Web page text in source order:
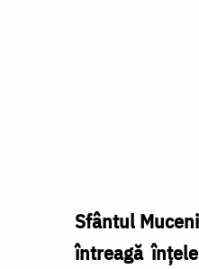
Sfântul
întreagă